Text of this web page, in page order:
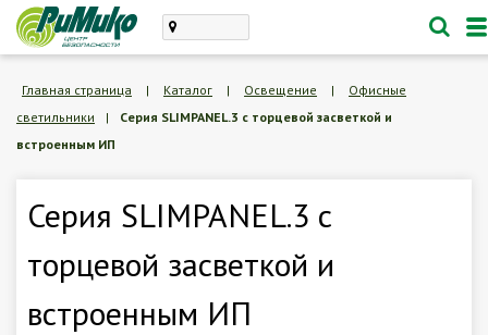
Каталог
Пустая
8 (846) 300-47-62
Главная страница | Каталог | Освещение |
Офисные
светильники
|
Серия SLIMPANEL.3 с торцевой засветкой и
встроенным ИП
Серия SLIMPANEL.3 с
торцевой засветкой и
встроенным ИП